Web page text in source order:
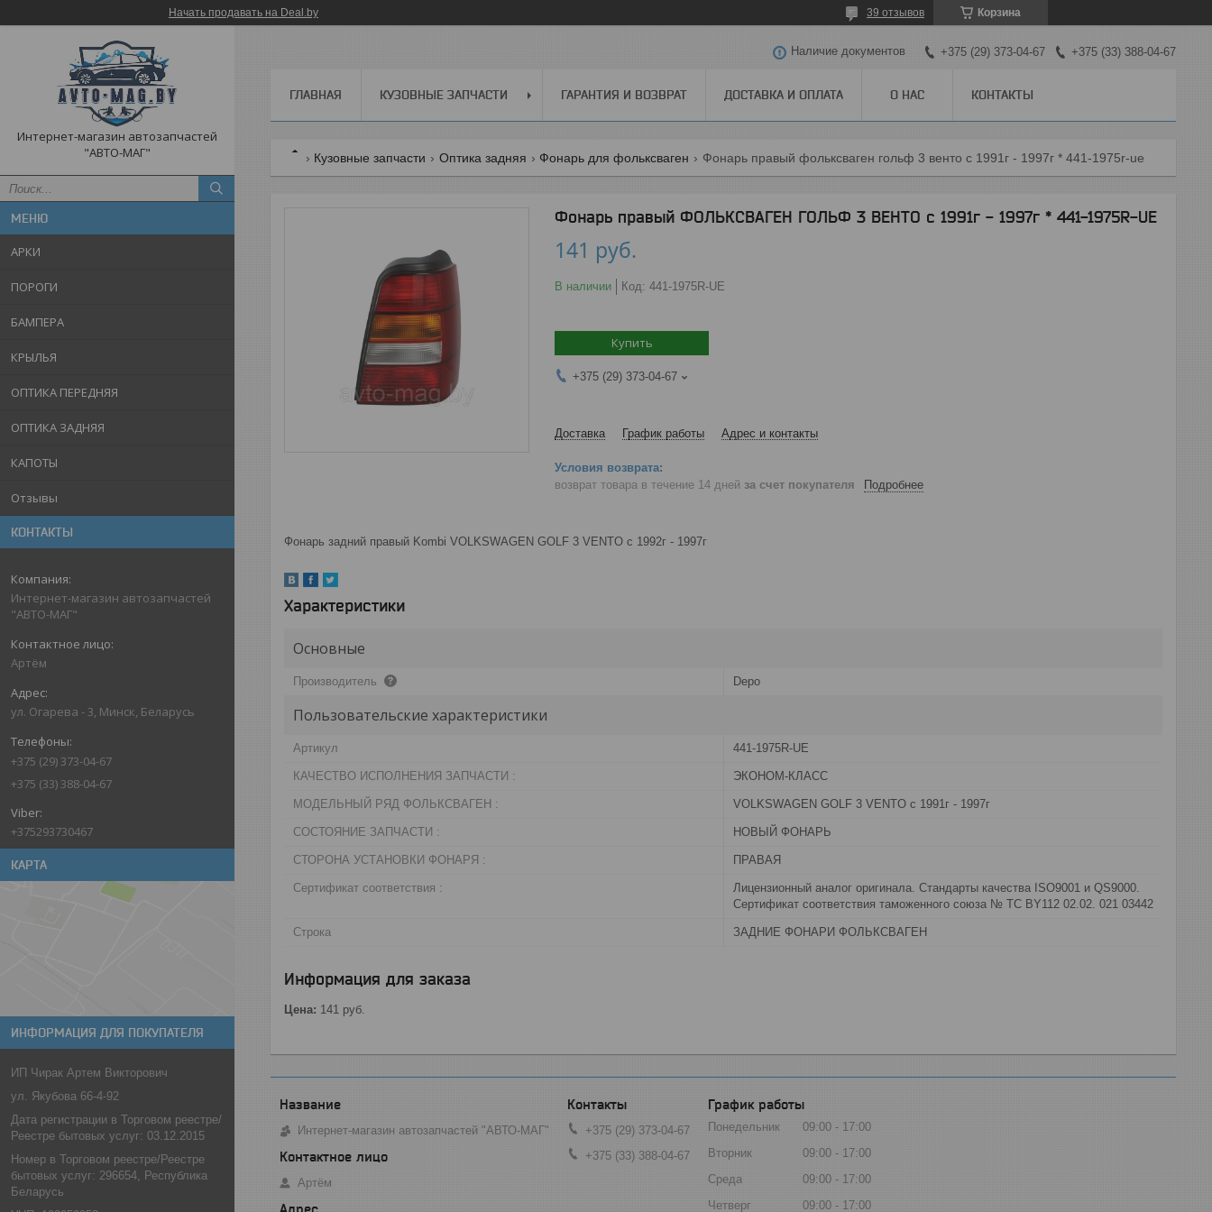
Начать продавать на Deal.by Корзина
39 отзывов
Интернет-магазин автозапчастей
"АВТО-МАГ"
АРКИ
ПОРОГИ
БАМПЕРА
КРЫЛЬЯ
ОПТИКА ПЕРЕДНЯЯ
ОПТИКА ЗАДНЯЯ
КАПОТЫ
Отзывы
КОНТАКТЫ
Интернет-магазин автозапчастей
"АВТО-МАГ"
Артём
ул. Огарева - 3, Минск, Беларусь
+375 (29) 373-04-67
+375 (33) 388-04-67
+375293730467
КАРТА
ИНФОРМАЦИЯ ДЛЯ ПОКУПАТЕЛЯ
ИП Чирак Артем Викторович
ул. Якубова 66-4-92
Дата регистрации в Торговом реестре/
Реестре бытовых услуг: 03.12.2015
Номер в Торговом реестре/Реестре
бытовых услуг: 296654, Республика
Беларусь
Наличие документов +375 (29) 373-04-67 +375 (33) 388-04-67
ГЛАВНАЯ КУЗОВНЫЕ ЗАПЧАСТИ ГАРАНТИЯ И ВОЗВРАТ ДОСТАВКА И ОПЛАТА О НАС КОНТАКТЫ
Кузовные запчасти Оптика задняя Фонарь для фольксваген Фонарь правый фольксваген гольф 3 венто с 1991г - 1997г * 441-1975r-ue
Фонарь правый ФОЛЬКСВАГЕН ГОЛЬФ 3 ВЕНТО с 1991г - 1997г * 441-1975R-UE
141 руб.
В наличии Код: 441-1975R-UE
Купить
+375 (29) 373-04-67
Доставка График работы Адрес и контакты
возврат товара в течение 14 дней за счет покупателя Подробнее
Фонарь задний правый Kombi VOLKSWAGEN GOLF 3 VENTO с 1992г - 1997г
Характеристики
Основные
Производитель Depo
Пользовательские характеристики
Артикул 441-1975R-UE
КАЧЕСТВО ИСПОЛНЕНИЯ ЗАПЧАСТИ : ЭКОНОМ-КЛАСС
МОДЕЛЬНЫЙ РЯД ФОЛЬКСВАГЕН : VOLKSWAGEN GOLF 3 VENTO с 1991г - 1997г
СОСТОЯНИЕ ЗАПЧАСТИ : НОВЫЙ ФОНАРЬ
СТОРОНА УСТАНОВКИ ФОНАРЯ : ПРАВАЯ
Сертификат соответствия :
Лицензионный аналог оригинала. Стандарты качества ISO9001 и QS9000.
Сертификат соответствия таможенного союза № ТС BY112 02.02. 021 03442
Строка ЗАДНИЕ ФОНАРИ ФОЛЬКСВАГЕН
Информация для заказа
Цена: 141 руб.
Интернет-магазин автозапчастей "АВТО-МАГ"
Артём
+375 (29) 373-04-67
+375 (33) 388-04-67
График работы
Понедельник 09:00
17:00
Вторник
09:00
17:00
Среда
09:00
17:00
Четверг
09:00 17:00